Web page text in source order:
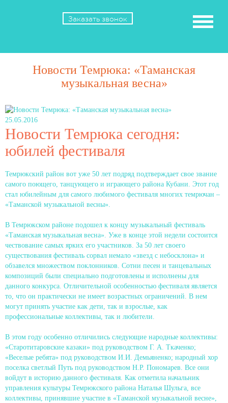
Заказать звонок
Новости Темрюка: «Таманская
музыкальная весна»
25.05.2016
Новости Темрюка сегодня:
юбилей фестиваля
Темрюкский район вот уже 50 лет подряд подтверждает свое звание
самого поющего, танцующего и играющего района Кубани. Этот год
стал юбилейным для самого любимого фестиваля многих темрючан –
«Таманской музыкальной весны».
В Темрюкском районе подошел к концу музыкальный фестиваль
«Таманская музыкальная весна». Уже в конце этой недели состоится
чествование самых ярких его участников. За 50 лет своего
существования фестиваль сорвал немало «звезд с небосклона» и
обзавелся множеством поклонников. Сотни песен и танцевальных
композиций были специально подготовлены и исполнены для
данного конкурса. Отличительной особенностью фестиваля является
то, что он практически не имеет возрастных ограничений. В нем
могут принять участие как дети, так и взрослые, как
профессиональные коллективы, так и любители.
В этом году особенно отличились следующие народные коллективы:
«Старотитаровские казаки» под руководством Г. А. Ткаченко;
«Веселые ребята» под руководством И.И. Демьяненко; народный хор
поселка светлый Путь под руководством Н.Р. Пономарев. Все они
войдут в историю данного фестиваля. Как отметила начальник
управления культуры Темрюкского района Наталья Шульга, все
коллективы, принявшие участие в «Таманской музыкальной весне»,